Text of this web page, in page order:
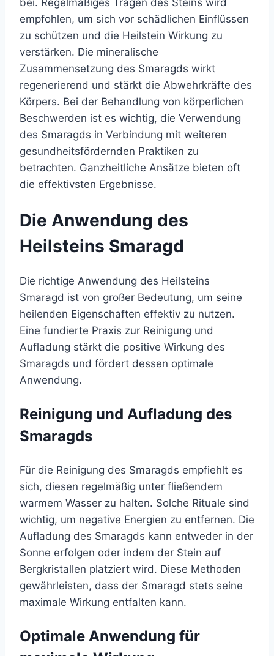
bei. Regelmäßiges Tragen des Steins wird
empfohlen, um sich vor schädlichen Einflüssen
zu schützen und die Heilstein Wirkung zu
verstärken. Die mineralische
Zusammensetzung des Smaragds wirkt
regenerierend und stärkt die Abwehrkräfte des
Körpers. Bei der Behandlung von körperlichen
Beschwerden ist es wichtig, die Verwendung
des Smaragds in Verbindung mit weiteren
gesundheitsfördernden Praktiken zu
betrachten. Ganzheitliche Ansätze bieten oft
die effektivsten Ergebnisse.
Die Anwendung des
Heilsteins Smaragd
Die richtige Anwendung des Heilsteins
Smaragd ist von großer Bedeutung, um seine
heilenden Eigenschaften effektiv zu nutzen.
Eine fundierte Praxis zur Reinigung und
Aufladung stärkt die positive Wirkung des
Smaragds und fördert dessen optimale
Anwendung.
Reinigung und Aufladung des
Smaragds
Für die Reinigung des Smaragds empfiehlt es
sich, diesen regelmäßig unter fließendem
warmem Wasser zu halten. Solche Rituale sind
wichtig, um negative Energien zu entfernen. Die
Aufladung des Smaragds kann entweder in der
Sonne erfolgen oder indem der Stein auf
Bergkristallen platziert wird. Diese Methoden
gewährleisten, dass der Smaragd stets seine
maximale Wirkung entfalten kann.
Optimale Anwendung für